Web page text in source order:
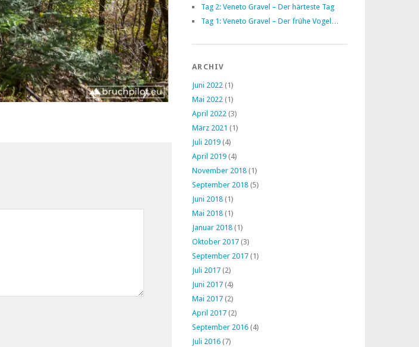
Tag 2: Veneto Gravel – Der härteste Tag
Tag 1: Veneto Gravel – Der frühe Vogel…
ARCHIV
Juni 2022 (1)
Mai 2022 (1)
April 2022 (3)
März 2021 (1)
Juli 2019 (4)
April 2019 (4)
November 2018 (1)
September 2018 (5)
Juni 2018 (1)
Mai 2018 (1)
Januar 2018 (1)
Oktober 2017 (3)
September 2017 (1)
Juli 2017 (2)
Juni 2017 (4)
Mai 2017 (2)
April 2017 (2)
September 2016 (4)
Juli 2016 (7)